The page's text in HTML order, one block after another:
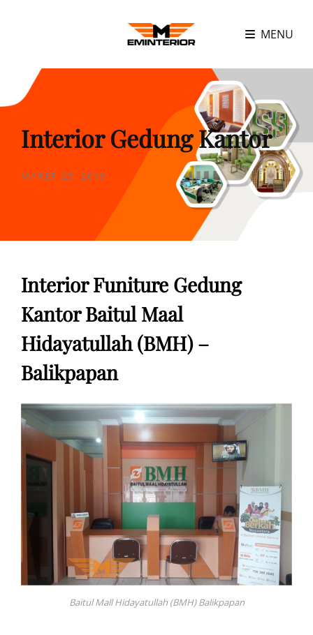
MENU
Interior Gedung Kantor
POSTED
MARET 25, 2019
Interior Funiture Gedung
Kantor Baitul Maal
Hidayatullah (BMH) –
Balikpapan
Baitul Mall Hidayatullah (BMH) Balikpapan